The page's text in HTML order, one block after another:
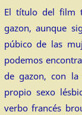
El título del film
gazon, aunque
púbico de las
podemos
de gazon, con la
propio sexo
verbo francés